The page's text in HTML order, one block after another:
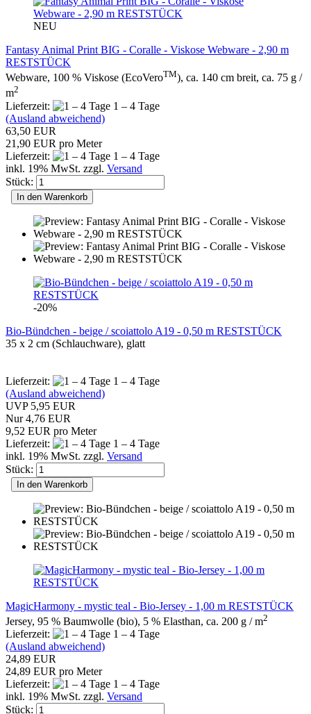
NEU
Fantasy Animal Print BIG - Coralle - Viskose Webware - 2,90 m
RESTSTÜCK
Webware, 100 % Viskose (EcoVeroTM), ca. 140 cm breit, ca. 75 g /
m2
Lieferzeit:
1 – 4 Tage
(Ausland abweichend)
63,50 EUR
21,90 EUR pro Meter
Lieferzeit:
1 – 4 Tage
inkl. 19% MwSt. zzgl. Versand
Stück:
In den Warenkorb
-20%
Bio-Bündchen - beige / scoiattolo A19 - 0,50 m RESTSTÜCK
35 x 2 cm (Schlauchware), glatt
Lieferzeit:
1 – 4 Tage
(Ausland abweichend)
UVP 5,95 EUR
Nur 4,76 EUR
9,52 EUR pro Meter
Lieferzeit:
1 – 4 Tage
inkl. 19% MwSt. zzgl. Versand
Stück:
In den Warenkorb
MagicHarmony - mystic teal - Bio-Jersey - 1,00 m RESTSTÜCK
Jersey, 95 % Baumwolle (bio), 5 % Elasthan, ca. 200 g / m2
Lieferzeit:
1 – 4 Tage
(Ausland abweichend)
24,89 EUR
24,89 EUR pro Meter
Lieferzeit:
1 – 4 Tage
inkl. 19% MwSt. zzgl. Versand
Stück: